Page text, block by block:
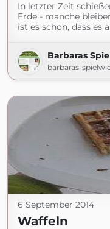
In letzter Zeit
Erde - manche
ist es schön, dass es
Barbaras
barbaras-
6 September 2014
Waffeln